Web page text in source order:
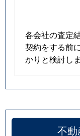
各会社の査定
契約をする前
かりと検討し
不